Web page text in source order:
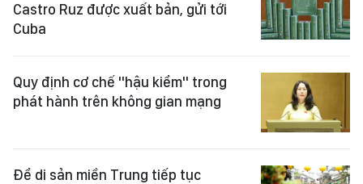
Castro Ruz được xuất bản, gửi tới
Cuba
Quy định cơ chế "hậu kiểm" trong
phát hành trên không gian mạng
Để di sản miền Trung tiếp tục